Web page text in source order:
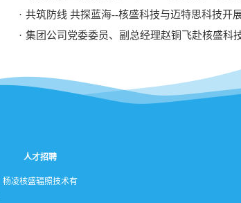
共筑防线 共探蓝海--核盛科技与迈特思科技开
集团公司党委委员、副总经理赵铜飞赴核盛科
人才招聘
杨凌核盛辐照技术有